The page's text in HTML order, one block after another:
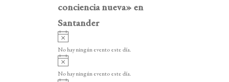
conciencia nueva» en
Santander
v
i
o
No hay ningún evento este día.
v
i
No hay ningún evento este día.